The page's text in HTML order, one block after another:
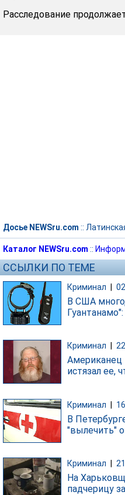
Расследование
Досье NEWSru.com ::
Каталог NEWSru.com ::
ССЫЛКИ ПО ТЕМЕ
Криминал
В США
Криминал
Американец
истязал ее,
Криминал |
В
"вылечить"
Криминал
На
падчерицу